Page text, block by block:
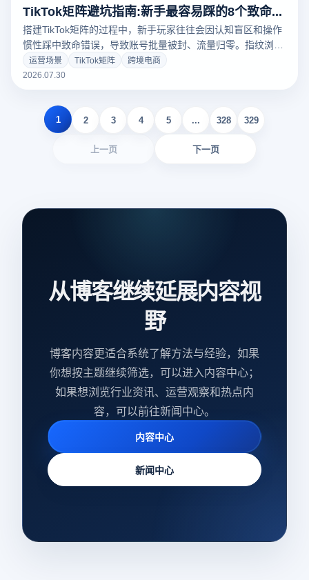
TikTok矩阵避坑指南:新手最容易踩的8个致命错误
搭建TikTok矩阵的过程中，新手玩家往往会因认知盲区和操作
惯性踩中致命错误，导致账号批量被封、流量归零。指纹浏览
器多账号环境是矩阵运营的安全底座，但工具本身并不能替代
正确的运营认知。本文系统梳理新手最容易踩的8个致命错
后期付出惨痛的试错代价。
运营场景 TikTok矩阵
跨境电商
2026.07.30
上一页
1 2 3 4 5 ... 328 329
下一页
从博客继续延展内容视
野
博客内容更适合系统了解方法与经验，如果
你想按主题继续筛选，可以进入内容中心；
如果想浏览行业资讯、运营观察和热点内
容，可以前往新闻中心。
内容中心
新闻中心